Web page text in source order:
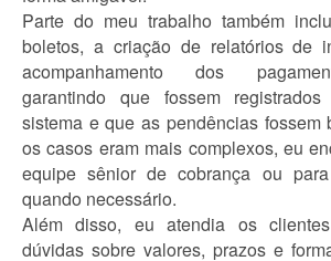
Parte do meu trabalho também
boletos, a criação de relatórios de
acompanhamento dos
garantindo que fossem registrados
sistema e que as pendências fossem
os casos eram mais complexos, eu
equipe sênior de cobrança ou
quando necessário.
Além disso, eu atendia os
dúvidas sobre valores, prazos e